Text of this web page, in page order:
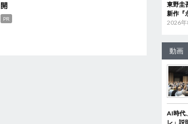
開
PR
東野圭
新作『
2026年
動画
AI時代
レ」説